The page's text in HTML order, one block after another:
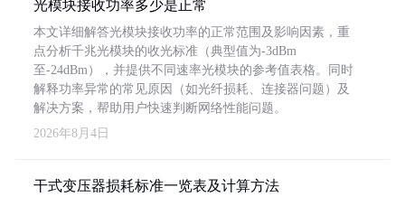
光模块接收功率多少是正常
本文详细解答光模块接收功率的正常范围及影响因素，重
点分析千兆光模块的收光标准（典型值为-3dBm
至-24dBm），并提供不同速率光模块的参考值表格。同时
解释功率异常的常见原因（如光纤损耗、连接器问题）及
解决方案，帮助用户快速判断网络性能问题。
2026年8月4日
干式变压器损耗标准一览表及计算方法